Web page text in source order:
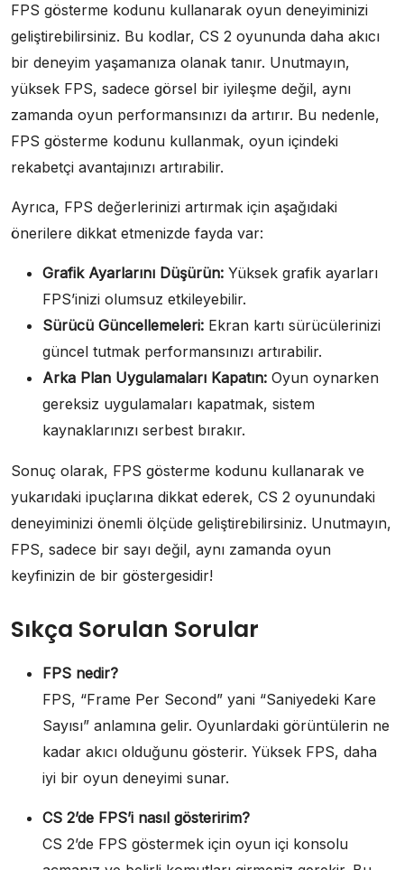
FPS gösterme kodunu kullanarak oyun deneyiminizi
geliştirebilirsiniz. Bu kodlar, CS 2 oyununda daha akıcı
bir deneyim yaşamanıza olanak tanır. Unutmayın,
yüksek FPS, sadece görsel bir iyileşme değil, aynı
zamanda oyun performansınızı da artırır. Bu nedenle,
FPS gösterme kodunu kullanmak, oyun içindeki
rekabetçi avantajınızı artırabilir.
Ayrıca, FPS değerlerinizi artırmak için aşağıdaki
önerilere dikkat etmenizde fayda var:
Grafik Ayarlarını Düşürün: Yüksek grafik ayarları
FPS’inizi olumsuz etkileyebilir.
Sürücü Güncellemeleri: Ekran kartı sürücülerinizi
güncel tutmak performansınızı artırabilir.
Arka Plan Uygulamaları Kapatın: Oyun oynarken
gereksiz uygulamaları kapatmak, sistem
kaynaklarınızı serbest bırakır.
Sonuç olarak, FPS gösterme kodunu kullanarak ve
yukarıdaki ipuçlarına dikkat ederek, CS 2 oyunundaki
deneyiminizi önemli ölçüde geliştirebilirsiniz. Unutmayın,
FPS, sadece bir sayı değil, aynı zamanda oyun
keyfinizin de bir göstergesidir!
Sıkça Sorulan Sorular
FPS nedir?
FPS, “Frame Per Second” yani “Saniyedeki Kare
Sayısı” anlamına gelir. Oyunlardaki görüntülerin ne
kadar akıcı olduğunu gösterir. Yüksek FPS, daha
iyi bir oyun deneyimi sunar.
CS 2’de FPS’i nasıl gösteririm?
CS 2’de FPS göstermek için oyun içi konsolu